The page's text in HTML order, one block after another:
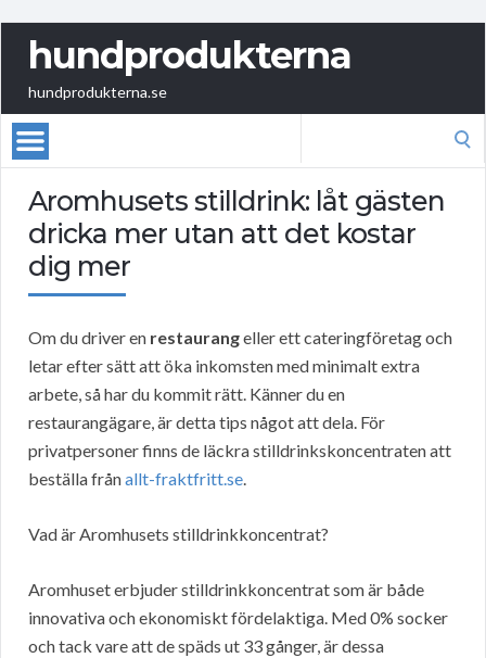
hundprodukterna
hundprodukterna.se
Aromhusets stilldrink: låt gästen
dricka mer utan att det kostar
dig mer
Om du driver en restaurangeller ett cateringföretag och
letar efter sätt att öka inkomsten med minimalt extra
arbete, så har du kommit rätt. Känner du en
restaurangägare, är detta tips något att dela. För
privatpersoner finns de läckra stilldrinkskoncentraten att
beställa frånallt-fraktfritt.se.
Vad är Aromhusets stilldrinkkoncentrat?
Aromhuset erbjuder stilldrinkkoncentrat som är både
innovativa och ekonomiskt fördelaktiga. Med 0% socker
och tack vare att de späds ut 33 gånger, är dessa